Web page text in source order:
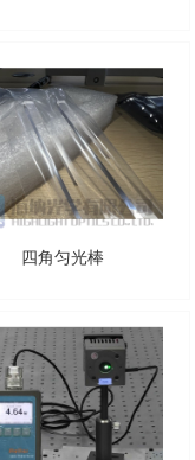
四角匀光棒